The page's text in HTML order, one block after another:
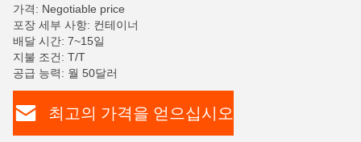
가격: Negotiable price
포장 세부 사항: 컨테이너
배달 시간: 7~15일
지불 조건: T/T
공급 능력: 월 50달러
최고의 가격을 얻으십시오